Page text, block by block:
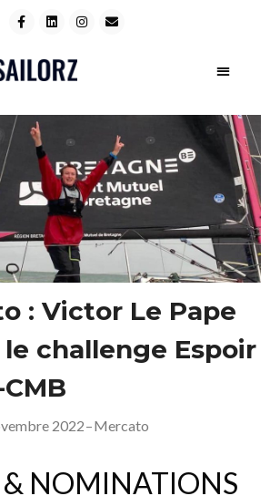
: Victor Le Pape
challenge Espoir
2022–Mercato
& NOMINATIONS